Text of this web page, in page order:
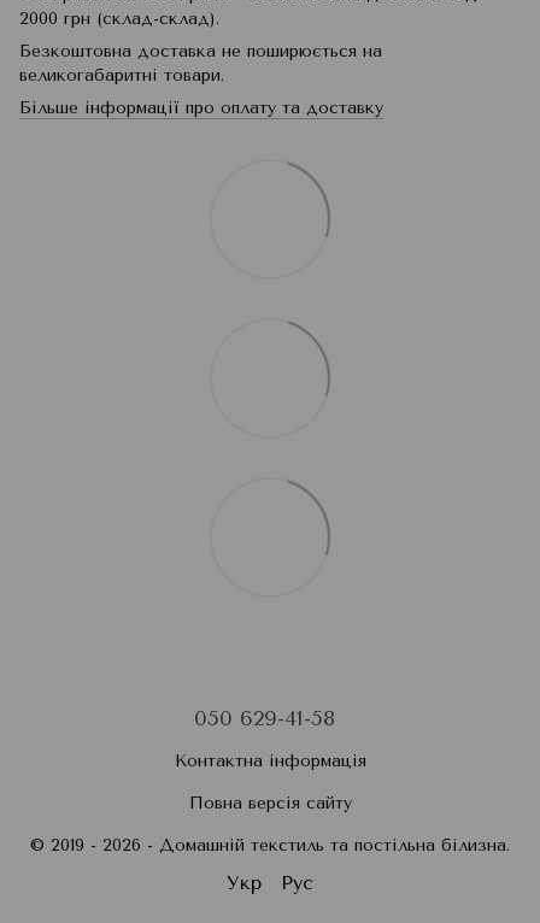
2000 грн (склад-склад).
Безкоштовна доставка не поширюється на
великогабаритні товари.
Більше інформації про оплату та доставку
050 629-41-58
Контактна інформація
Повна версія сайту
© 2019 - 2026 - Домашній текстиль та постільна білизна.
Укр Рус